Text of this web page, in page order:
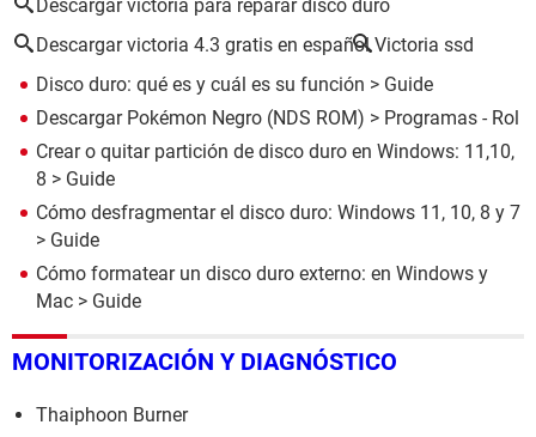
Descargar victoria para reparar disco duro
Descargar victoria 4.3 gratis en español Victoria ssd
Disco duro: qué es y cuál es su función > Guide
Descargar Pokémon Negro (NDS ROM) > Programas - Rol
Crear o quitar partición de disco duro en Windows: 11,10,
8 > Guide
Cómo desfragmentar el disco duro: Windows 11, 10, 8 y 7
> Guide
Cómo formatear un disco duro externo: en Windows y
Mac > Guide
MONITORIZACIÓN Y DIAGNÓSTICO
Thaiphoon Burner